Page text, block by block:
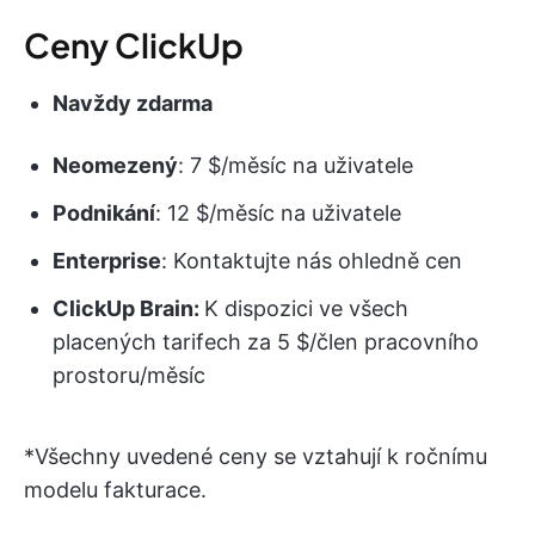
Ceny ClickUp
Navždy zdarma
Neomezený: 7 $/měsíc na uživatele
Podnikání: 12 $/měsíc na uživatele
Enterprise: Kontaktujte nás ohledně cen
ClickUp Brain: K dispozici ve všech
placených tarifech za 5 $/člen pracovního
prostoru/měsíc
*Všechny uvedené ceny se vztahují k ročnímu
modelu fakturace.